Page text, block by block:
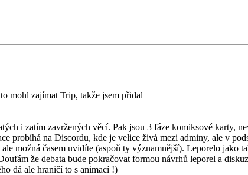
mohl zajímat Trip, takže jsem přidal
i zatím zavržených věcí. Pak jsou 3 fáze komiksové karty,
probíhá na Discordu, kde je velice živá mezi adminy, ale v
možná časem uvidíte (aspoň ty významnější). Leporelo jako
že debata bude pokračovat formou návrhů leporel a
dá ale hraničí to s animací !)